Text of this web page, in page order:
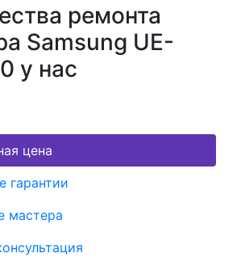
ремонта
Samsung UE-
у нас
цена
гарантии
мастера